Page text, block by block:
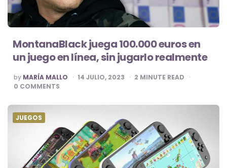
MontanaBlack juega 100.000 euros en
un juego en línea, sin jugarlo realmente
POSTED
BY
by MARÍA MALLO 14 JULIO, 2023 2 MINUTE READ
0 COMMENTS
JUEGOS